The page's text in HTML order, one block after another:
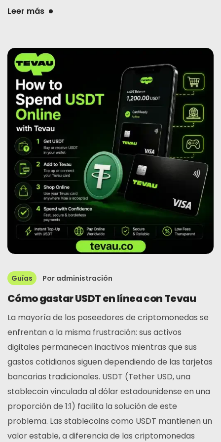
Leer más
Guías Por administración
Cómo gastar USDT en línea con Tevau
La mayoría de los poseedores de criptomonedas se
enfrentan a la misma frustración: sus activos
digitales permanecen inactivos mientras que sus
gastos cotidianos siguen dependiendo de las tarjetas
bancarias tradicionales. USDT (Tether USD, una
stablecoin vinculada al dólar estadounidense en una
proporción de 1:1) facilita la solución de este
problema. Las stablecoins como USDT mantienen un
valor estable, a diferencia de las criptomonedas